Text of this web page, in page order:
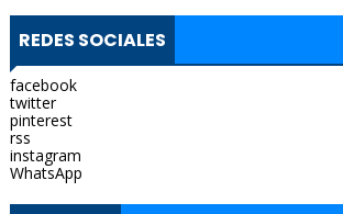
REDES SOCIALES
facebook
twitter
pinterest
rss
instagram
WhatsApp